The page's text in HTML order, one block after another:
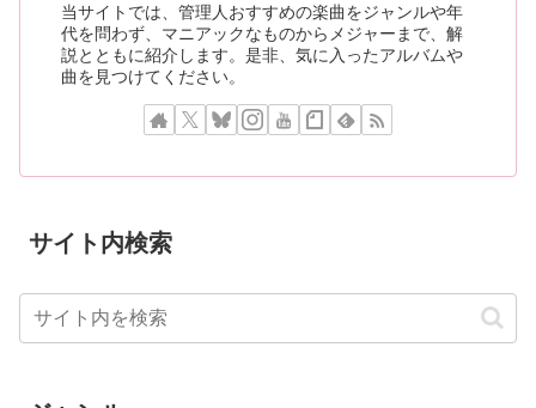
当サイトでは、管理人おすすめの楽曲をジャンルや年
代を問わず、マニアックなものからメジャーまで、解
説とともに紹介します。是非、気に入ったアルバムや
曲を見つけてください。
サイト内検索